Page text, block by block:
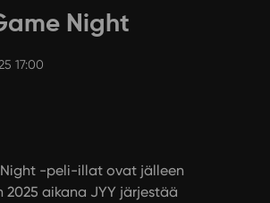
Night
17:00
-peli-illat ovat jälleen
2025 aikana JYY järjestää